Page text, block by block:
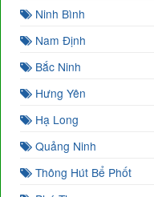
Ninh Bình
Nam Định
Bắc Ninh
Hưng Yên
Hạ Long
Quảng Ninh
Thông Hút Bể Phốt